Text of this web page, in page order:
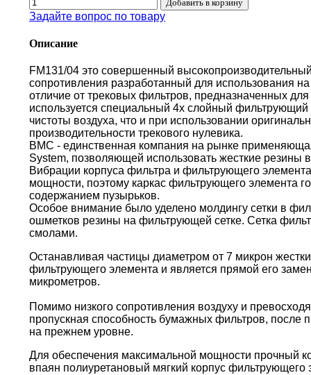
Задайте вопрос по товару
Описание
FM131/04 это совершенный
сопротивления разработанный для использования
отличие от трековых фильтров, предназначенных
используется специальный 4х слойный
чистоты воздуха, что и при использовании
производительности трекового нулевика.
BMC - единственная компания на рынке
System, позволяющей использовать жесткие резины
Вибрации корпуса фильтра и фильтрующего
мощности, поэтому каркас фильтрующего элемента
содержанием пузырьков.
Особое внимание было уделено молдингу сетки в
ошметков резины на фильтрующей сетке. Сетка
смолами.
Останавливая частицы диаметром от 7 микрон
фильтрующего элемента и является прямой его
микрометров.
Помимо низкого сопротивления воздуху и
пропускная способность бумажных фильтров, после
на прежнем уровне.
Для обеспечения максимальной мощности прочный
впаян полиуретановый мягкий корпус